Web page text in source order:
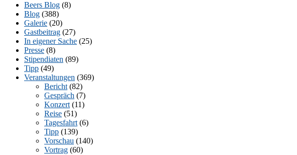
Beers Blog (8)
Blog (388)
Galerie (20)
Gastbeitrag (27)
In eigener Sache (25)
Presse (8)
Stipendiaten (89)
Tipp (49)
Veranstaltungen (369)
Bericht (82)
Gespräch (7)
Konzert (11)
Reise (51)
Tagesfahrt (6)
Tipp (139)
Vorschau (140)
Vortrag (60)